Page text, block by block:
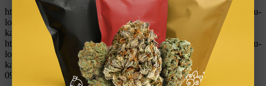
https://immobilienguru.one/wp-content/uploads/2023/03/ImmoGuru-
logo-immobilien-finanzen-tools-rechner-kostenlos-vermoegen-
kapitalanlage-geld-verdienen.svg 0 0 W_kinski
https://immobilienguru.one/wp-content/uploads/2023/03/ImmoGuru-
logo-immobilien-finanzen-tools-rechner-kostenlos-vermoegen-
kapitalanlage-geld-verdienen.svg W_kinski2026-02-13
09:44:18
2026-02-13 09:44:18Bauherrenmodell